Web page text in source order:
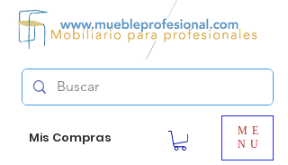
Mis Compras
ME
NU